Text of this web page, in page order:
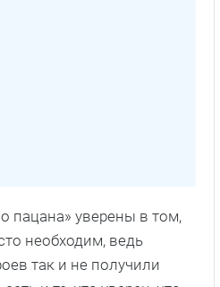
пацана» уверены в том,
необходим, ведь
так и не получили